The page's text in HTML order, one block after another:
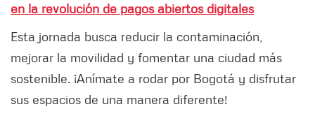
en la revolución de pagos abiertos digitales
Esta jornada busca reducir la contaminación,
mejorar la movilidad y fomentar una ciudad más
sostenible. ¡Anímate a rodar por Bogotá y disfrutar
sus espacios de una manera diferente!